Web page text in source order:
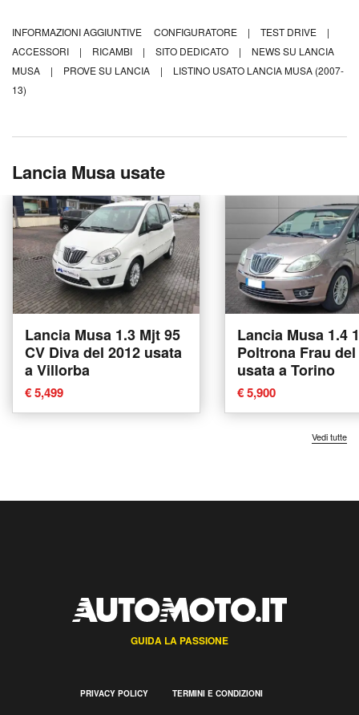
INFORMAZIONI AGGIUNTIVE CONFIGURATORE | TEST DRIVE
|
ACCESSORI
| RICAMBI | SITO DEDICATO |
NEWS SU LANCIA
MUSA
| PROVE SU LANCIA |
LISTINO USATO LANCIA MUSA (2007-
13)
Lancia Musa usate
Lancia Musa 1.3 Mjt 95
CV Diva del 2012 usata
a Villorba
€ 5,499
Lancia Musa 1.4
Poltrona Frau del
usata a Torino
€ 5,900
Vedi tutte
GUIDA LA PASSIONE
PRIVACY POLICY TERMINI E CONDIZIONI